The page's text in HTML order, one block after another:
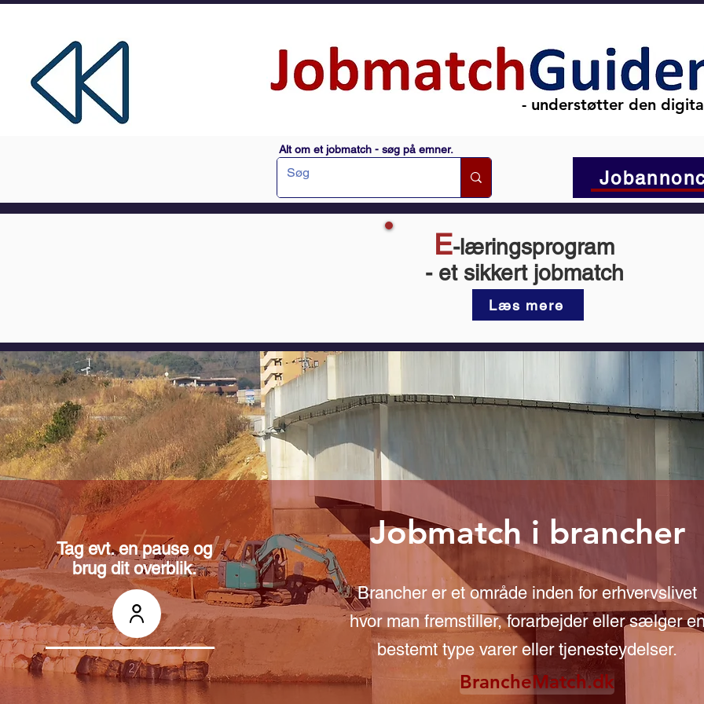
- understøtter den
Alt om et jobmatch - søg på emner.
E-læringsprogram
- et sikkert jobmatch
Læs mere
Tag evt. en pause og
brug dit overblik.
Jobmatch i brancher
Brancher er et område inden for erhvervslivet
hvor man fremstiller, forarbejder eller sælger
bestemt type varer eller tjenesteydelser.
BrancheMatch.dk